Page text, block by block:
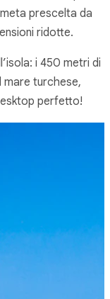
prescelta da
ridotte.
i 450 metri di
mare turchese,
perfetto!